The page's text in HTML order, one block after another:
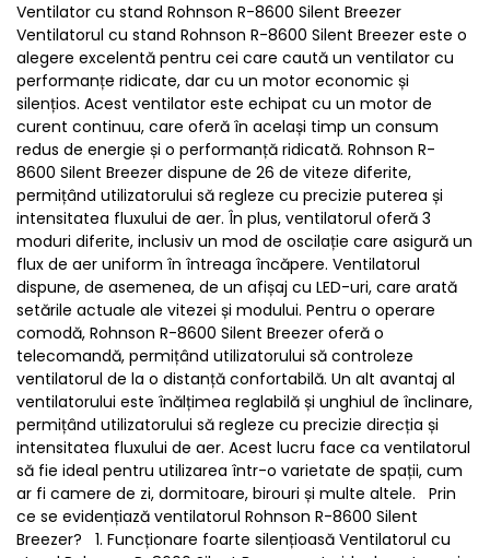
Ventilator cu stand Rohnson R-8600 Silent Breezer
Ventilatorul cu stand Rohnson R-8600 Silent Breezer este o
alegere excelentă pentru cei care caută un ventilator cu
performanțe ridicate, dar cu un motor economic și
silențios. Acest ventilator este echipat cu un motor de
curent continuu, care oferă în același timp un consum
redus de energie și o performanță ridicată. Rohnson R-
8600 Silent Breezer dispune de 26 de viteze diferite,
permițând utilizatorului să regleze cu precizie puterea și
intensitatea fluxului de aer. În plus, ventilatorul oferă 3
moduri diferite, inclusiv un mod de oscilație care asigură un
flux de aer uniform în întreaga încăpere. Ventilatorul
dispune, de asemenea, de un afișaj cu LED-uri, care arată
setările actuale ale vitezei și modului. Pentru o operare
comodă, Rohnson R-8600 Silent Breezer oferă o
telecomandă, permițând utilizatorului să controleze
ventilatorul de la o distanță confortabilă. Un alt avantaj al
ventilatorului este înălțimea reglabilă și unghiul de înclinare,
permițând utilizatorului să regleze cu precizie direcția și
intensitatea fluxului de aer. Acest lucru face ca ventilatorul
să fie ideal pentru utilizarea într-o varietate de spații, cum
ar fi camere de zi, dormitoare, birouri și multe altele. Prin
ce se evidențiază ventilatorul Rohnson R-8600 Silent
Breezer? 1. Funcționare foarte silențioasă Ventilatorul cu